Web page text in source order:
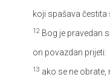
koji spašava čestita
12 Bog je pravedan
on povazdan prijeti:
13 ako se ne obrate,